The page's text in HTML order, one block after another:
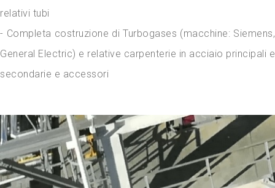
relativi tubi
- Completa costruzione di Turbogases (macchine: Siemens,
General Electric) e relative carpenterie in acciaio principali e
secondarie e accessori